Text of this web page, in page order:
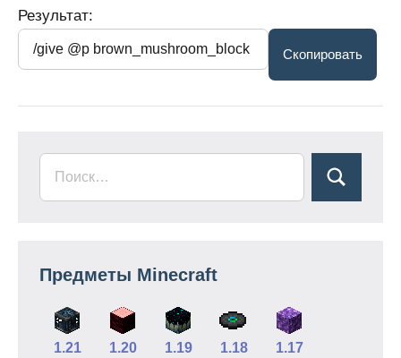
Результат:
Предметы Minecraft
1.21 1.20 1.19 1.18 1.17